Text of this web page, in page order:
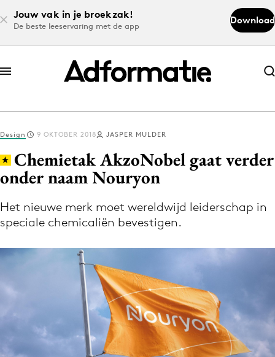
Jouw vak in je broekzak!
De beste leeservaring met de app
Download
Abonneer nu
Abonneer nu
Log in
Download de app
Volg het laatste nieuws via de Adformatie
Nieuws app
Menu
Design 9 OKTOBER 2018 JASPER MULDER
Chemietak AkzoNobel gaat verder
onder naam Nouryon
Het nieuwe merk moet wereldwijd leiderschap in
speciale chemicaliën bevestigen.